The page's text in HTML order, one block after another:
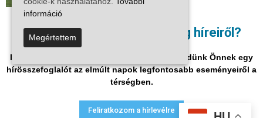
Nem akar lemaradni a térség híreiről?
Iratkozzon fel hírlevelükre, és mi hetente küldünk Önnek egy
hírösszefoglalót az elmúlt napok legfontosabb eseményeiről a
térségben.
Feliratkozom a hírlevélre
Mi történik Európa felett? Ezért nem tud
szabadulni a kontinens a...
Adatvédelmi nyilatkozat Médiaajánlat Impresszum
információ
Megértettem